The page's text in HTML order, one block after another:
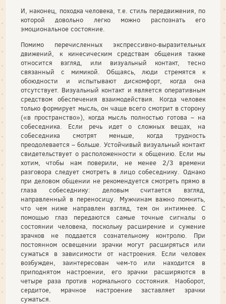
И, наконец, походка человека, т.е. стиль передвижения, по
которой довольно легко можно распознать его
эмоциональное состояние.
Помимо перечисленных экспрессивно-выразительных
движений, к кинесическим средствам общения также
относится взгляд, или визуальный контакт, тесно
связанный с мимикой. Общаясь, люди стремятся к
обоюдности и испытывают дискомфорт, когда она
отсутствует. Визуальный контакт и является оперативным
средством обеспечения взаимодействия. Когда человек
только формирует мысль, он чаще всего смотрит в сторону
(«в пространство»), когда мысль полностью готова – на
собеседника. Если речь идет о сложных вещах, на
собеседника смотрят меньше, когда трудность
преодолевается – больше. Устойчивый визуальный контакт
свидетельствует о расположенности к общению. Если мы
хотим, чтобы нам поверили, не менее 2/3 времени
разговора следует смотреть в лицо собеседнику. Однако
при деловом общении не рекомендуется смотреть прямо в
глаза собеседнику: деловым считается взгляд,
направленный в переносицу. Мужчинам важно помнить,
что чем ниже направлен взгляд, тем он интимнее. С
помощью глаз передаются самые точные сигналы о
состоянии человека, поскольку расширение и сужение
зрачков не поддается сознательному контролю. При
постоянном освещении зрачки могут расширяться или
сужаться в зависимости от настроения. Если человек
возбужден, заинтересован чем-то или находится в
приподнятом настроении, его зрачки расширяются в
четыре раза против нормального состояния. Наоборот,
сердитое, мрачное настроение заставляет зрачки
сужаться.